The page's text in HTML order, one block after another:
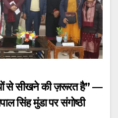
से सीखने की ज़रूरत है” —
सिंह मुंडा पर संगोष्ठी